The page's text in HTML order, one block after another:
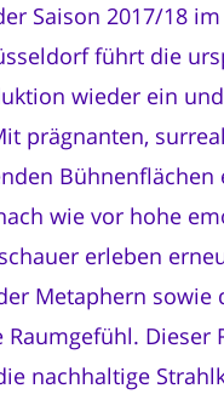
Saison 2017/18 im
führt die
wieder ein
prägnanten,
Bühnenflächen
wie vor hohe
erleben
Metaphern sowie
Dieser
nachhaltige